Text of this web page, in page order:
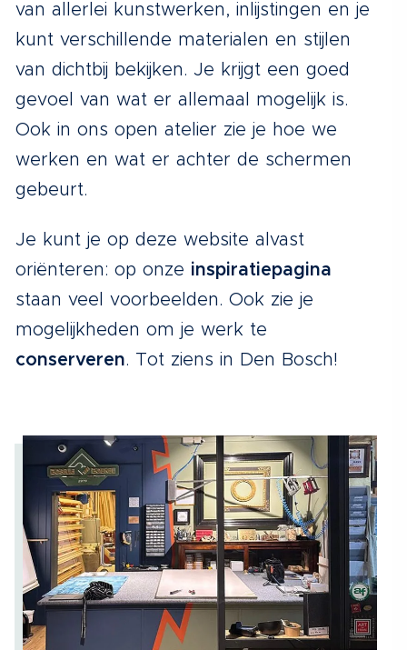
van allerlei kunstwerken, inlijstingen en je
kunt verschillende materialen en stijlen
van dichtbij bekijken. Je krijgt een goed
gevoel van wat er allemaal mogelijk is.
Ook in ons open atelier zie je hoe we
werken en wat er achter de schermen
gebeurt.
Je kunt je op deze website alvast
oriënteren: op onze inspiratiepagina
staan veel voorbeelden. Ook zie je
mogelijkheden om je werk te
conserveren. Tot ziens in Den Bosch!